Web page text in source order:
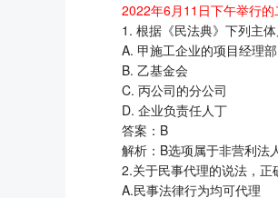
2022年6月11日下午举行的
1. 根据《民法典》下列主体
A. 甲施工企业的项目经理部
B. 乙基金会
C. 丙公司的分公司
D. 企业负责任人丁
答案：B
解析：B选项属于非营利法
2.关于民事代理的说法，正
A.民事法律行为均可代理